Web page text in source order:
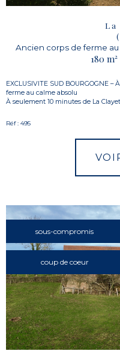
La
Ancien corps de ferme
180 m²
EXCLUSIVITE SUD BOURGOGNE
ferme au calme absolu
À seulement 10 minutes de La
Réf : 495
sous-compromis
coup de coeur